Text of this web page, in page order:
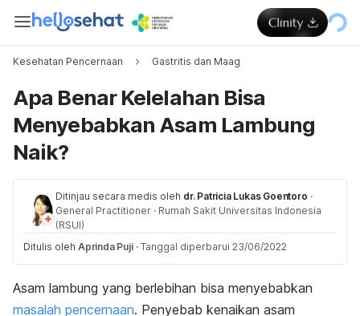
Kesehatan Pencernaan Gastritis dan Maag
Apa Benar Kelelahan Bisa
Menyebabkan Asam Lambung
Naik?
Ditinjau secara medis oleh dr. Patricia Lukas Goentoro ·
General Practitioner · Rumah Sakit Universitas Indonesia
(RSUI)
Ditulis oleh Aprinda Puji · Tanggal diperbarui 23/06/2022
Asam lambung yang berlebihan bisa menyebabkan
masalah pencernaan. Penyebab kenaikan asam